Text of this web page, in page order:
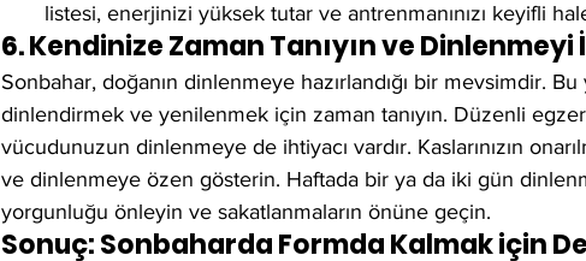
listesi, enerjinizi yüksek tutar ve antrenmanınızı keyifli
6. Kendinize Zaman Tanıyın ve
Sonbahar, doğanın dinlenmeye hazırlandığı bir mevsimdir.
dinlendirmek ve yenilenmek için zaman tanıyın. Düzenli
vücudunuzun dinlenmeye de ihtiyacı vardır. Kaslarınızın
ve dinlenmeye özen gösterin. Haftada bir ya da iki gün
yorgunluğu önleyin ve sakatlanmaların önüne geçin.
Sonuç: Sonbaharda Formda Kalmak için